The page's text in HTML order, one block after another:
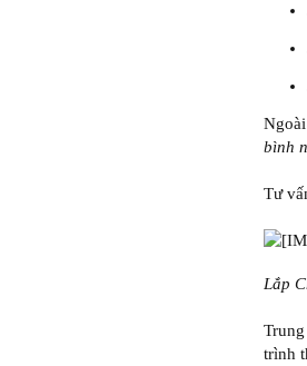
bình
Tư
Lắp
trình